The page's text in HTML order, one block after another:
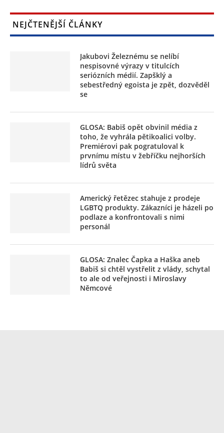
NEJČTENĚJŠÍ ČLÁNKY
Jakubovi Železnému se nelíbí
nespisovné výrazy v titulcích
seriózních médií. Zapšklý a
sebestředný egoista je zpět, dozvěděl
se
GLOSA: Babiš opět obvinil média z
toho, že vyhrála pětikoalici volby.
Premiérovi pak pogratuloval k
prvnímu místu v žebříčku nejhorších
lídrů světa
Americký řetězec stahuje z prodeje
LGBTQ produkty. Zákazníci je házeli po
podlaze a konfrontovali s nimi
personál
GLOSA: Znalec Čapka a Haška aneb
Babiš si chtěl vystřelit z vlády, schytal
to ale od veřejnosti i Miroslavy
Němcové